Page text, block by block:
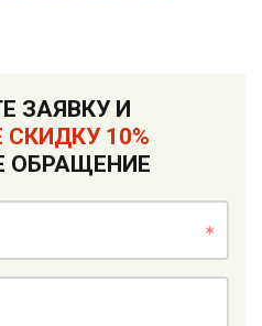
ЗАЯВКУ И
10%
ОБРАЩЕНИЕ